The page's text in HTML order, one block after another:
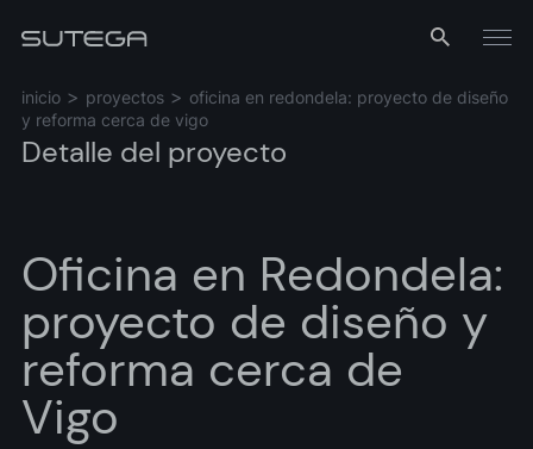
Menú
inicio proyectos
oficina en redondela: proyecto de diseño
y reforma cerca de vigo
Detalle del proyecto
Oficina en Redondela:
proyecto de diseño y
reforma cerca de
Vigo
Nombre*